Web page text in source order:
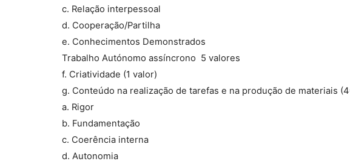
c. Relação interpessoal
d. Cooperação/Partilha
e. Conhecimentos Demonstrados
Trabalho Autónomo assíncrono  5 valores
f. Criatividade (1 valor)
g. Conteúdo na realização de tarefas e na produção de materiais
a. Rigor
b. Fundamentação
c. Coerência interna
d. Autonomia